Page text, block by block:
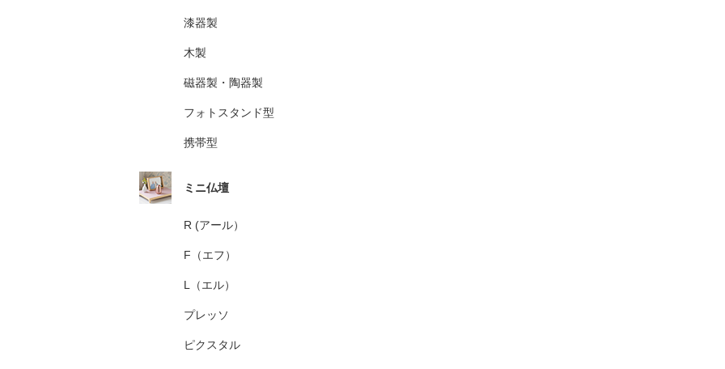
漆器製
木製
磁器製・陶器製
フォトスタンド型
携帯型
ミニ仏壇
R (アール）
F（エフ）
L（エル）
プレッソ
ピクスタル